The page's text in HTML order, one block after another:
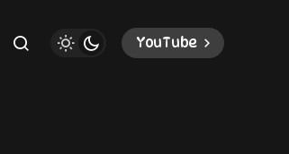
YouTube